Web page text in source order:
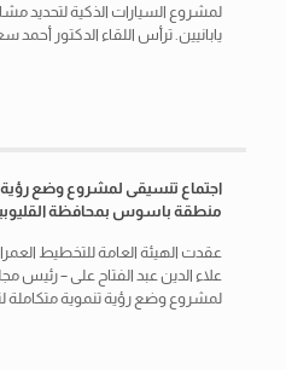
لمشروع السيارات الذكية لتحديد
يابانيين. ترأس اللقاء الدكتور أحمد
اجتماع تنسيقى لمشروع وضع رؤية
منطقة باسوس بمحافظة
عقدت الهيئة العامة للتخطيط
علاء الدين عبد الفتاح على – رئيس
لمشروع وضع رؤية تنموية متكاملة